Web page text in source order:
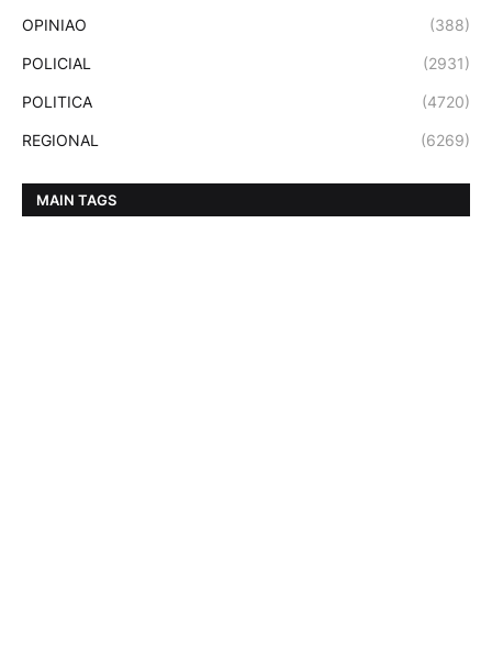
OPINIAO (388)
POLICIAL (2931)
POLITICA (4720)
REGIONAL (6269)
MAIN TAGS